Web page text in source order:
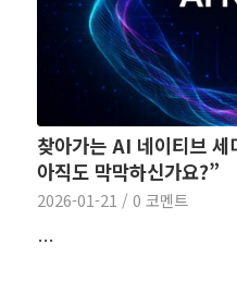
찾아가는 AI 네이티브
아직도 막막하신가요?”
2026-01-21 / 0 코멘트
…